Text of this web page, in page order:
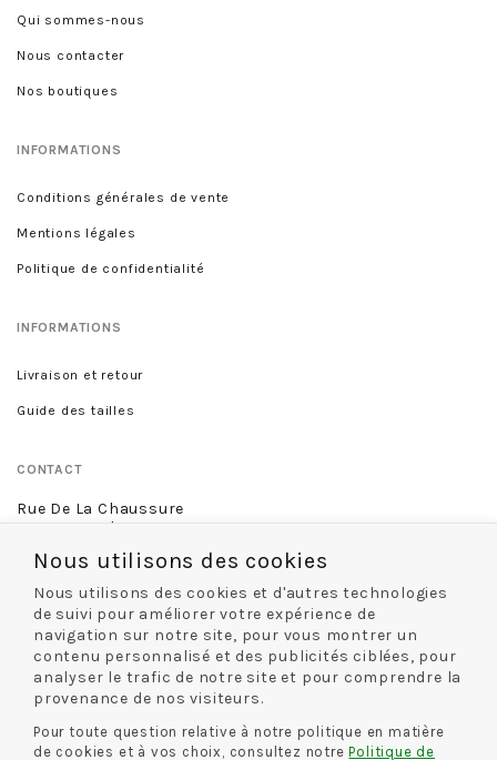
Qui sommes-nous
Nous contacter
Nos boutiques
INFORMATIONS
Conditions générales de vente
Mentions légales
Politique de confidentialité
INFORMATIONS
Livraison et retour
Guide des tailles
CONTACT
Rue De La Chaussure
46 rue Royale
02 38 68 60 13
NOS MODES DE LIVRAISON
NOS MODES DE PAIEMENT
Nous utilisons des cookies
Nous utilisons des cookies et d'autres technologies
de suivi pour améliorer votre expérience de
navigation sur notre site, pour vous montrer un
contenu personnalisé et des publicités ciblées, pour
analyser le trafic de notre site et pour comprendre la
provenance de nos visiteurs.
Pour toute question relative à notre politique en matière
de cookies et à vos choix, consultez notrePolitique de